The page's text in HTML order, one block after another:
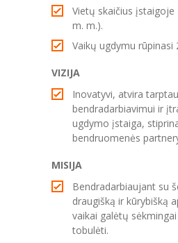
---- PAGALBA VAIKAMS
---- Sveikatos stiprinimo
---- Sveikatos
---- Vaikų poilsio laikas
-- Korupcijos prevencija
---- Korupcijos
Vietų skaičius įstaigoje
m. m.).
Vaikų ugdymu rūpinasi
VIZIJA
Inovatyvi, atvira
bendradarbiavimui ir
ugdymo įstaiga,
bendruomenės
MISIJA
Bendradarbiaujant su
draugišką ir kūrybišką
vaikai galėtų
tobulėti.